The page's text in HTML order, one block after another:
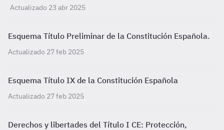
Actualizado 23 abr 2025
Esquema Título Preliminar de la Constitución Española.
Actualizado 27 feb 2025
Esquema Título IX de la Constitución Española
Actualizado 27 feb 2025
Derechos y libertades del Título I CE: Protección,